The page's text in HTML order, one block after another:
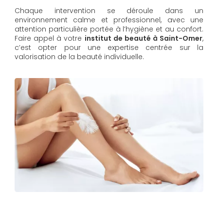
Chaque intervention se déroule dans un
environnement calme et professionnel, avec une
attention particulière portée à l’hygiène et au confort.
Faire appel à votre institut de beauté à Saint-Omer,
c’est opter pour une expertise centrée sur la
valorisation de la beauté individuelle.